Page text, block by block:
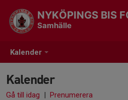
Kalender
NYKÖPINGS BIS
Samhälle
Kalender
Gå till idag | Prenumerera